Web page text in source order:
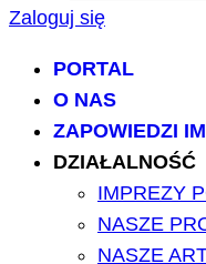
Zaloguj się
PORTAL
O NAS
ZAPOWIEDZI
DZIAŁALNOŚĆ
IMPREZY
NASZE
NASZE